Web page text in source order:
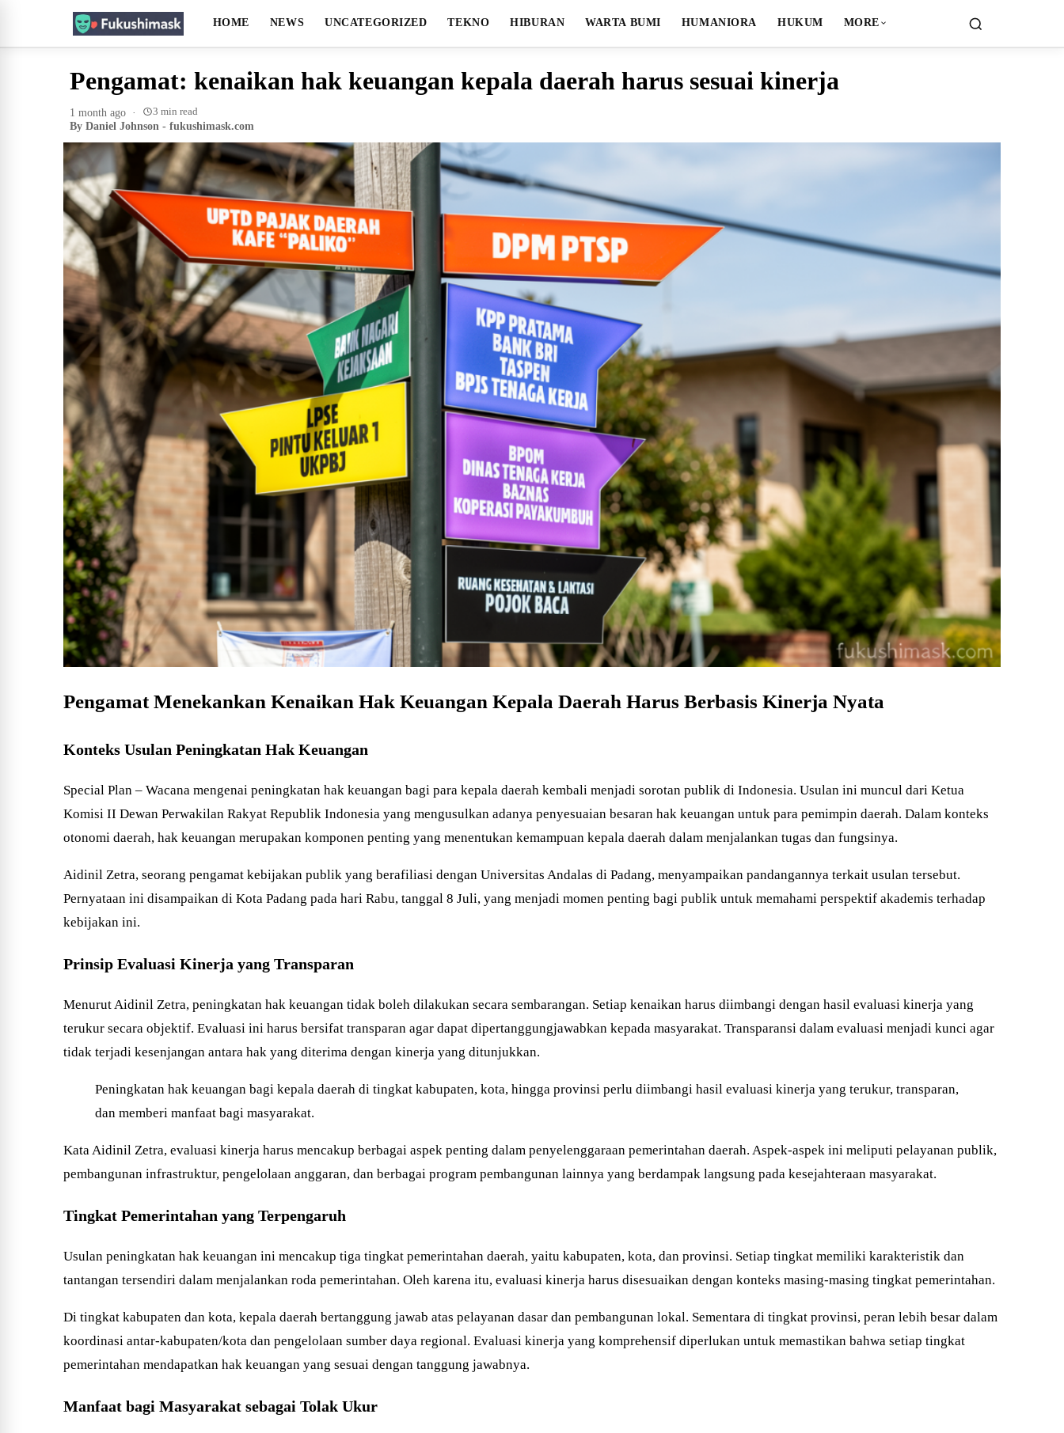
HOME NEWS UNCATEGORIZED TEKNO HIBURAN WARTA BUMI HUMANIORA HUKUM MORE
Pengamat: kenaikan hak keuangan kepala daerah harus sesuai kinerja
1 month ago · 3 min read
By Daniel Johnson - fukushimask.com
Pengamat Menekankan Kenaikan Hak Keuangan Kepala Daerah Harus Berbasis Kinerja Nyata
Konteks Usulan Peningkatan Hak Keuangan
Special Plan – Wacana mengenai peningkatan hak keuangan bagi para kepala daerah kembali menjadi sorotan publik di Indonesia. Usulan ini muncul dari Ketua
Komisi II Dewan Perwakilan Rakyat Republik Indonesia yang mengusulkan adanya penyesuaian besaran hak keuangan untuk para pemimpin daerah. Dalam konteks
otonomi daerah, hak keuangan merupakan komponen penting yang menentukan kemampuan kepala daerah dalam menjalankan tugas dan fungsinya.
Aidinil Zetra, seorang pengamat kebijakan publik yang berafiliasi dengan Universitas Andalas di Padang, menyampaikan pandangannya terkait usulan tersebut.
Pernyataan ini disampaikan di Kota Padang pada hari Rabu, tanggal 8 Juli, yang menjadi momen penting bagi publik untuk memahami perspektif akademis terhadap
kebijakan ini.
Prinsip Evaluasi Kinerja yang Transparan
Menurut Aidinil Zetra, peningkatan hak keuangan tidak boleh dilakukan secara sembarangan. Setiap kenaikan harus diimbangi dengan hasil evaluasi kinerja yang
terukur secara objektif. Evaluasi ini harus bersifat transparan agar dapat dipertanggungjawabkan kepada masyarakat. Transparansi dalam evaluasi menjadi kunci agar
tidak terjadi kesenjangan antara hak yang diterima dengan kinerja yang ditunjukkan.
Peningkatan hak keuangan bagi kepala daerah di tingkat kabupaten, kota, hingga provinsi perlu diimbangi hasil evaluasi kinerja yang terukur, transparan,
dan memberi manfaat bagi masyarakat.
Kata Aidinil Zetra, evaluasi kinerja harus mencakup berbagai aspek penting dalam penyelenggaraan pemerintahan daerah. Aspek-aspek ini meliputi pelayanan publik,
pembangunan infrastruktur, pengelolaan anggaran, dan berbagai program pembangunan lainnya yang berdampak langsung pada kesejahteraan masyarakat.
Tingkat Pemerintahan yang Terpengaruh
Usulan peningkatan hak keuangan ini mencakup tiga tingkat pemerintahan daerah, yaitu kabupaten, kota, dan provinsi. Setiap tingkat memiliki karakteristik dan
tantangan tersendiri dalam menjalankan roda pemerintahan. Oleh karena itu, evaluasi kinerja harus disesuaikan dengan konteks masing-masing tingkat pemerintahan.
Di tingkat kabupaten dan kota, kepala daerah bertanggung jawab atas pelayanan dasar dan pembangunan lokal. Sementara di tingkat provinsi, peran lebih besar dalam
koordinasi antar-kabupaten/kota dan pengelolaan sumber daya regional. Evaluasi kinerja yang komprehensif diperlukan untuk memastikan bahwa setiap tingkat
pemerintahan mendapatkan hak keuangan yang sesuai dengan tanggung jawabnya.
Manfaat bagi Masyarakat sebagai Tolak Ukur